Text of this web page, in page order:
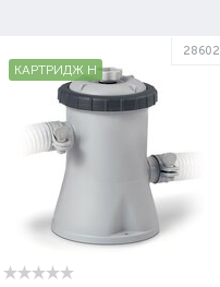
КАРТРИДЖ H
28602